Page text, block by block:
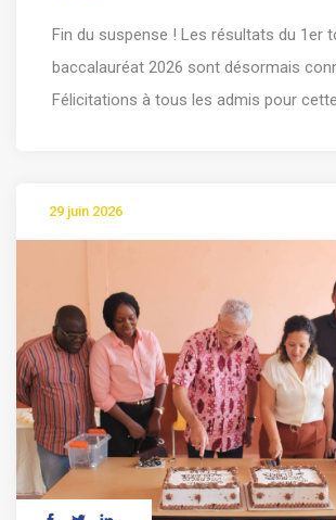
Fin du suspense ! Les résultats du 1er
baccalauréat 2026 sont désormais
Félicitations à tous les admis pour cette
29 juin 2026